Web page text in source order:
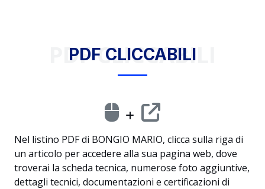
PDF CLICCABILI
PDF CLICCABILI
Nel listino PDF di BONGIO MARIO, clicca sulla riga di
un articolo per accedere alla sua pagina web, dove
troverai la scheda tecnica, numerose foto aggiuntive,
dettagli tecnici, documentazioni e certificazioni di